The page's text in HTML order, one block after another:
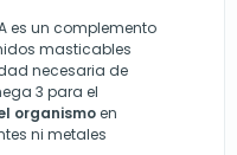
es un complemento
masticables
necesaria de
3 para el
organismoen
ni metales